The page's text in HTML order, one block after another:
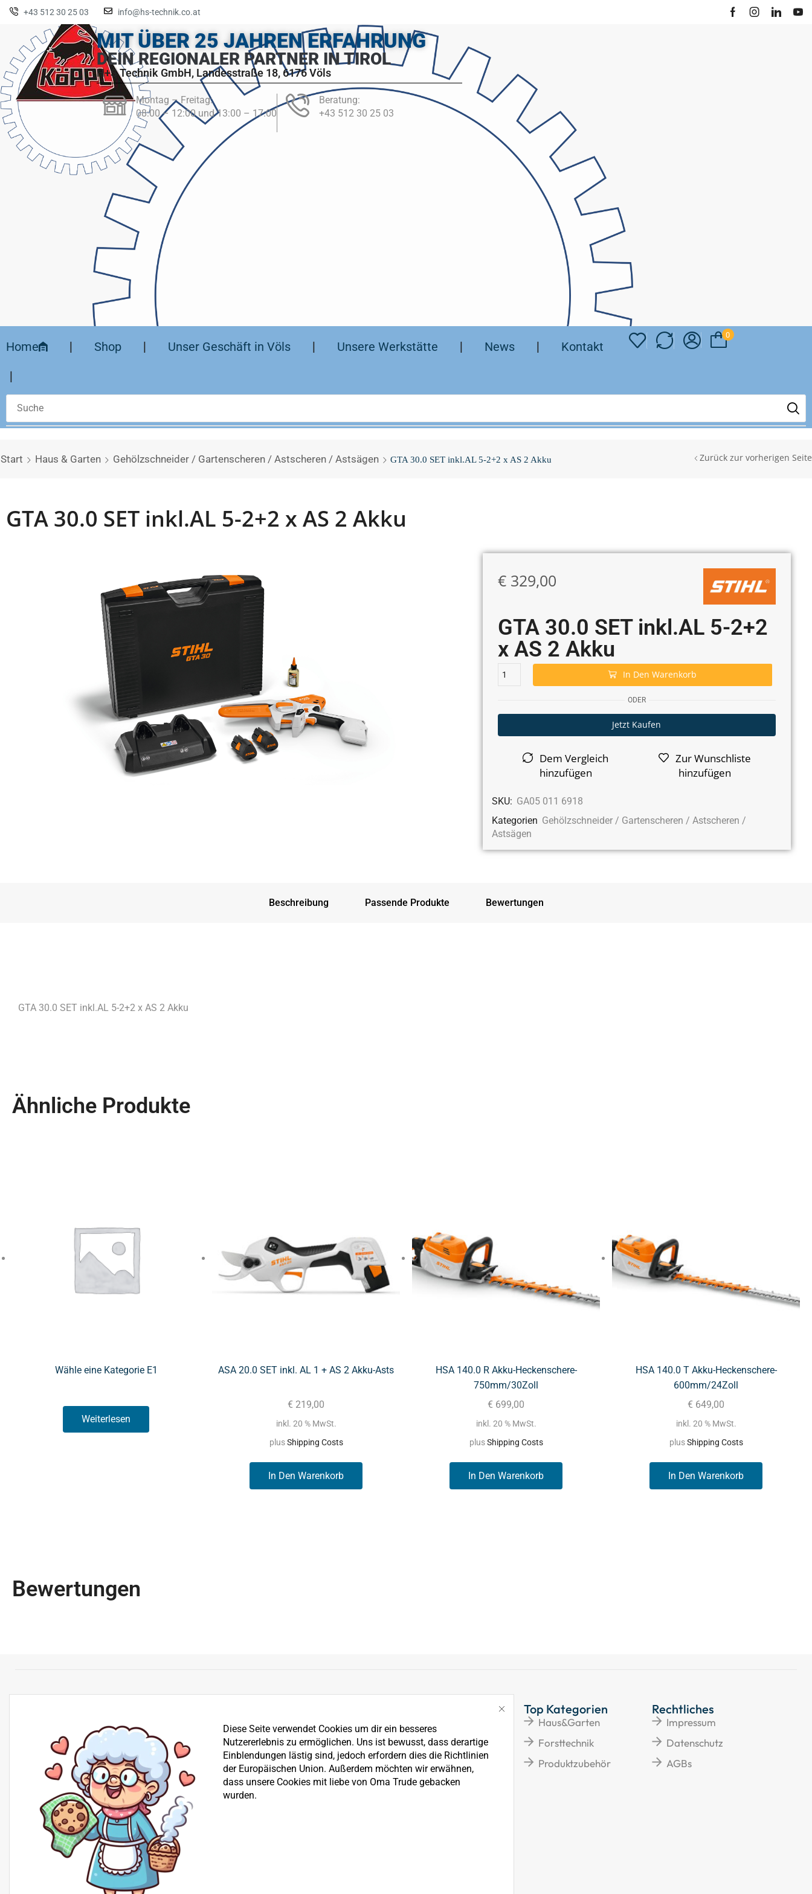
+43 512 30 25 03 info@hs-technik.co.at
MIT ÜBER 25 JAHREN ERFAHRUNG
DEIN REGIONALER PARTNER IN TIROL
H+S Technik GmbH, Landesstraße 18, 6176 Völs
Montag – Freitag:
08:00 – 12:00 und 13:00 – 17:00
Beratung:
+43 512 30 25 03
Home ❘ Shop ❘ Unser Geschäft in Völs ❘ Unsere Werkstätte ❘ News ❘ Kontakt
❘
0
Start Haus & Garten Gehölzschneider / Gartenscheren / Astscheren / Astsägen GTA 30.0 SET inkl.AL 5-2+2 x AS 2 Akku Zurück zur vorherigen Seite
GTA 30.0 SET inkl.AL 5-2+2 x AS 2 Akku
€329,00
GTA 30.0 SET inkl.AL 5-2+2
x AS 2 Akku
In Den Warenkorb
ODER
Jetzt Kaufen
Dem Vergleich
hinzufügen
Zur Wunschliste
hinzufügen
SKU: GA05 011 6918
Kategorien Gehölzschneider / Gartenscheren / Astscheren /
Astsägen
Beschreibung Passende Produkte Bewertungen
GTA 30.0 SET inkl.AL 5-2+2 x AS 2 Akku
Ähnliche Produkte
Wähle eine Kategorie E1
Weiterlesen
ASA 20.0 SET inkl. AL 1 + AS 2 Akku-Asts
€ 219,00
inkl. 20 % MwSt.
plusShipping Costs
In Den Warenkorb
HSA 140.0 R Akku-Heckenschere-
750mm/30Zoll
€ 699,00
inkl. 20 % MwSt.
plusShipping Costs
In Den Warenkorb
HSA 140.0 T Akku-Heckenschere-
600mm/24Zoll
€ 649,00
inkl. 20 % MwSt.
plusShipping Costs
In Den Warenkorb
Bewertungen
Diese Seite verwendet Cookies um dir ein besseres
Nutzererlebnis zu ermöglichen. Uns ist bewusst, dass derartige
Einblendungen lästig sind, jedoch erfordern dies die Richtlinien
der Europäischen Union. Außerdem möchten wir erwähnen,
dass unsere Cookies mit liebe von Oma Trude gebacken
wurden.
Bereits seit über 25 Jahren befassen wir uns mit dem Verkauf, der Wartung und
der Reparatur von Garten-, Winter- und Kommunalgeräten.
+43 512 30 25 03
News
Kontakt
Top Kategorien
Haus&Garten
Forsttechnik
Produktzubehör
Rechtliches
Impressum
Datenschutz
AGBs